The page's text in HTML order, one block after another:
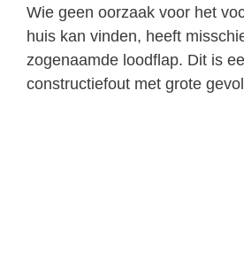
Wie geen oorzaak voor het
huis kan vinden, heeft
zogenaamde loodflap. Dit is
constructiefout met grote